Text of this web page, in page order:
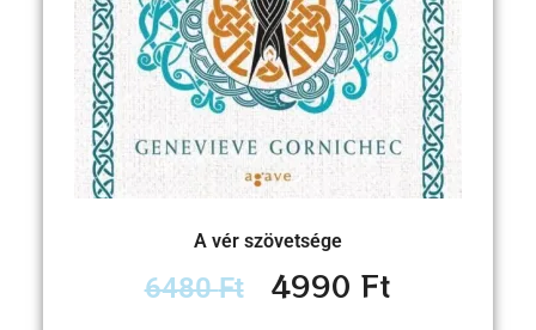
A vér szövetsége
6480Ft 4990Ft